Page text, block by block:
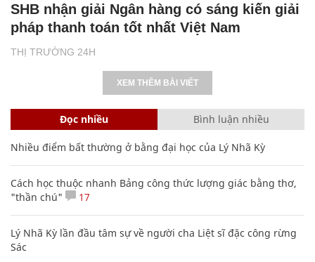
THỊ TRƯỜNG 24H
SHB nhận giải Ngân hàng có sáng kiến giải
pháp thanh toán tốt nhất Việt Nam
XEM THÊM BÀI VIẾT
Đọc nhiều Bình luận nhiều
Nhiều điểm bất thường ở bằng đại học của Lý Nhã Kỳ
Cách học thuộc nhanh Bảng công thức lượng giác bằng thơ,
"thần chú"
17
Lý Nhã Kỳ lần đầu tâm sự về người cha Liệt sĩ đặc công rừng
Sác